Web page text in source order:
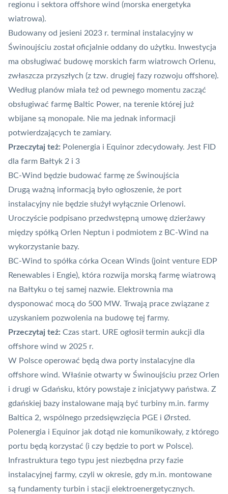
regionu i sektora offshore wind (morska energetyka
wiatrowa).
Budowany od jesieni 2023 r. terminal instalacyjny w
Świnoujściu został oficjalnie oddany do użytku. Inwestycja
ma obsługiwać budowę morskich farm wiatrowch Orlenu,
zwłaszcza przyszłych (z tzw. drugiej fazy rozwoju offshore).
Według planów miała też od pewnego momentu zacząć
obsługiwać farmę Baltic Power, na terenie której już
wbijane są monopale. Nie ma jednak informacji
potwierdzających te zamiary.
Przeczytaj też: Polenergia i Equinor zdecydowały. Jest FID
dla farm Bałtyk 2 i 3
BC-Wind będzie budować farmę ze Świnoujścia
Drugą ważną informacją było ogłoszenie, że port
instalacyjny nie będzie służył wyłącznie Orlenowi.
Uroczyście podpisano przedwstępną umowę dzierżawy
między spółką Orlen Neptun i podmiotem z BC-Wind na
wykorzystanie bazy.
BC-Wind to spółka córka Ocean Winds (joint venture EDP
Renewables i Engie), która rozwija morską farmę wiatrową
na Bałtyku o tej samej nazwie. Elektrownia ma
dysponować mocą do 500 MW. Trwają prace związane z
uzyskaniem pozwolenia na budowę tej farmy.
Przeczytaj też: Czas start. URE ogłosił termin aukcji dla
offshore wind w 2025 r.
W Polsce operować będą dwa porty instalacyjne dla
offshore wind. Właśnie otwarty w Świnoujściu przez Orlen
i drugi w Gdańsku, który powstaje z inicjatywy państwa. Z
gdańskiej bazy instalowane mają być turbiny m.in. farmy
Baltica 2, wspólnego przedsięwzięcia PGE i Ørsted.
Polenergia i Equinor jak dotąd nie komunikowały, z którego
portu będą korzystać (i czy będzie to port w Polsce).
Infrastruktura tego typu jest niezbędna przy fazie
instalacyjnej farmy, czyli w okresie, gdy m.in. montowane
są fundamenty turbin i stacji elektroenergetycznych.